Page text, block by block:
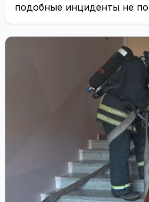
подобные инциденты не